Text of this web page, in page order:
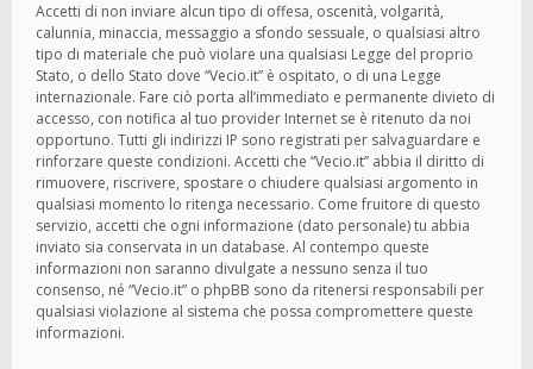
Accetti di non inviare alcun tipo di offesa, oscenità, volgarità,
calunnia, minaccia, messaggio a sfondo sessuale, o qualsiasi altro
tipo di materiale che può violare una qualsiasi Legge del proprio
Stato, o dello Stato dove “Vecio.it” è ospitato, o di una Legge
internazionale. Fare ciò porta all’immediato e permanente divieto di
accesso, con notifica al tuo provider Internet se è ritenuto da noi
opportuno. Tutti gli indirizzi IP sono registrati per salvaguardare e
rinforzare queste condizioni. Accetti che “Vecio.it” abbia il diritto di
rimuovere, riscrivere, spostare o chiudere qualsiasi argomento in
qualsiasi momento lo ritenga necessario. Come fruitore di questo
servizio, accetti che ogni informazione (dato personale) tu abbia
inviato sia conservata in un database. Al contempo queste
informazioni non saranno divulgate a nessuno senza il tuo
consenso, né “Vecio.it” o phpBB sono da ritenersi responsabili per
qualsiasi violazione al sistema che possa compromettere queste
informazioni.